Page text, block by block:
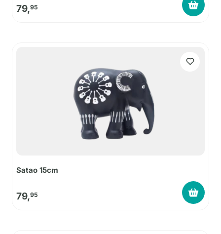
79,95
Satao 15cm
79,95